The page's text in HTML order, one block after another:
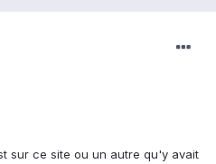
sur ce site ou un autre qu'y avait